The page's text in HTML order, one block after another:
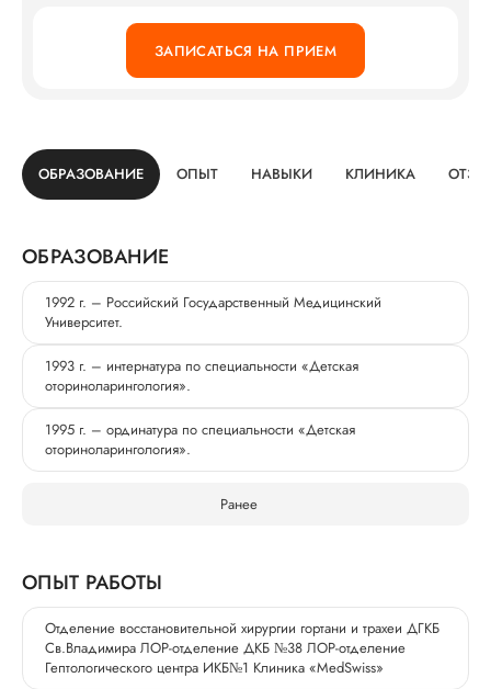
ЗАПИСАТЬСЯ НА ПРИЕМ
ОБРАЗОВАНИЕ ОПЫТ НАВЫКИ КЛИНИКА
ОБРАЗОВАНИЕ
1992 г. – Российский Государственный Медицинский
Университет.
1993 г. – интернатура по специальности «Детская
оториноларингология».
1995 г. – ординатура по специальности «Детская
оториноларингология».
Ранее
ОПЫТ РАБОТЫ
Отделение восстановительной хирургии гортани и трахеи ДГКБ
Св.Владимира ЛОР-отделение ДКБ №38 ЛОР-отделение
Гептологического центра ИКБ№1 Клиника «MedSwiss»